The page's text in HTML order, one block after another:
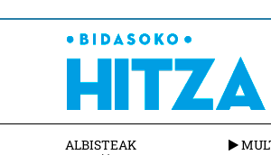
ALBISTEAK